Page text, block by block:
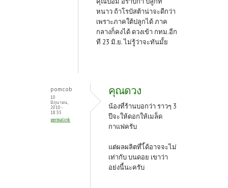
หนาว ถ้าโรบัสต้าน่าจะดีกว่า
เพราะภาคใต้ปลูกได้ ภาค
กลางก็คงได้ ดวงเข้า กทม.อีก
ที 23 มิ.ย. ไม่รู้ว่าจะทันมั้ย
pomcob
10
มิถุนายน,
2010 -
18:35
permalink
คุณดวง
น้องที่ร้านบอกว่า ราวๆ 3
ปีจะให้ดอกให้เมล็ด
กาแฟครับ
แต่ผลผลิตที่ไ้ด้อาจจะไม่
เท่ากับ บนดอย เขาว่า
อย่งนี้นะครับ